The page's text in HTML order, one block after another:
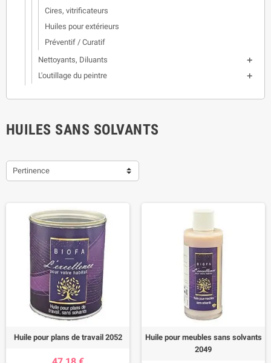
Cires, vitrificateurs
Huiles pour extérieurs
Préventif / Curatif
Nettoyants, Diluants

L'outillage du peintre 
HUILES SANS SOLVANTS
Pertinence
Huile pour plans de travail 2052
Huile pour meubles sans solvants
2049